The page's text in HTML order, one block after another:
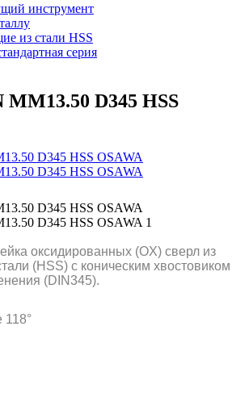
инструмент
из стали HSS
серия
MM13.50 D345 HSS
оксидированных (OX) сверл из
(HSS) с коническим хвостовиком
(DIN345).
118°